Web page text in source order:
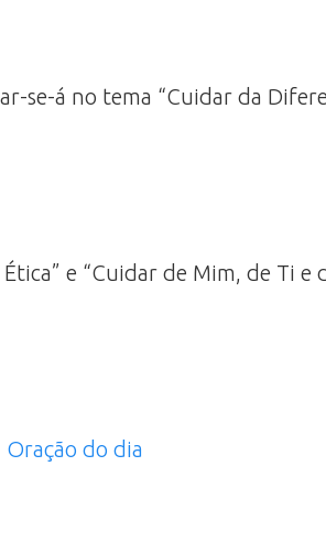
se-á no tema “Cuidar da
e “Cuidar de Mim, de Ti e
Oração do dia